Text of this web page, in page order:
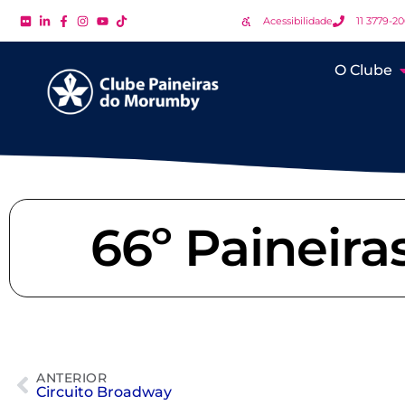
Acessibilidade 11 3779-
O Clube
66º
ANTERIOR
Circuito Broadway